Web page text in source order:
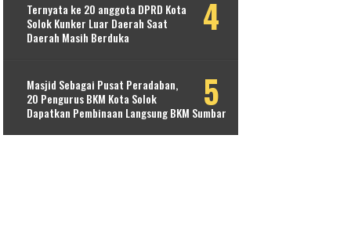
Ternyata ke 20 anggota DPRD Kota
Solok Kunker Luar Daerah Saat
Daerah Masih Berduka
Masjid Sebagai Pusat Peradaban,
20 Pengurus BKM Kota Solok
Dapatkan Pembinaan Langsung BKM Sumbar